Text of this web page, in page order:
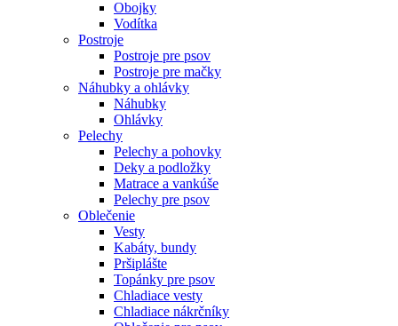
Obojky
Vodítka
Postroje
Postroje pre psov
Postroje pre mačky
Náhubky a ohlávky
Náhubky
Ohlávky
Pelechy
Pelechy a pohovky
Deky a podložky
Matrace a vankúše
Pelechy pre psov
Oblečenie
Vesty
Kabáty, bundy
Pršiplášte
Topánky pre psov
Chladiace vesty
Chladiace nákrčníky